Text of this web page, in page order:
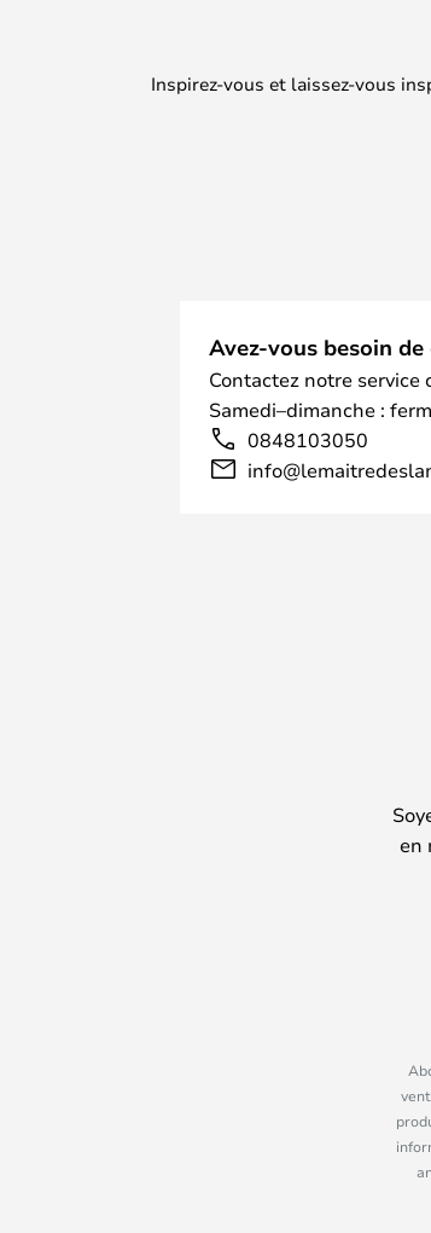
Inspirez-vous et laissez-vous
Avez-vous besoin de
Contactez notre
Samedi–dimanche :
0848103050
en